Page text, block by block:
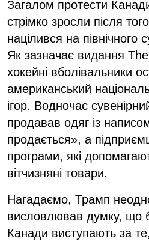
Загалом протести
стрімко зросли після
націлився на північного
Як зазначає видання
хокейні вболівальники
американський
ігор. Водночас
продавав одяг із
продається», а
програми, які
вітчизняні товари.
Нагадаємо, Трамп
висловлював думку, що
Канади виступають за те,